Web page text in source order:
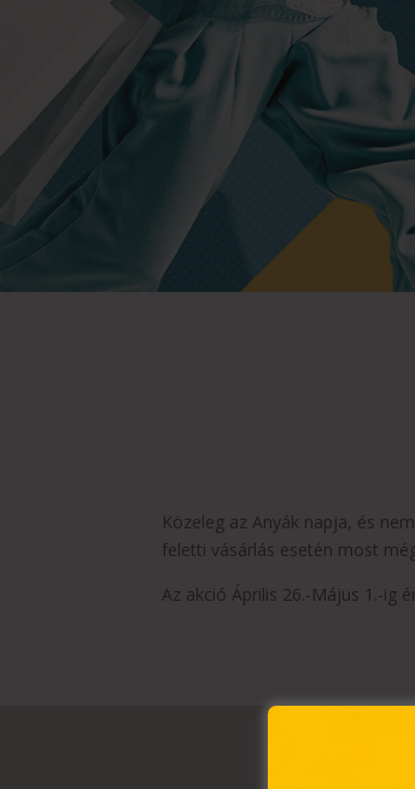
Közeleg az Anyák napja, és
feletti vásárlás esetén most
Az akció Április 26.-Május 1.-ig